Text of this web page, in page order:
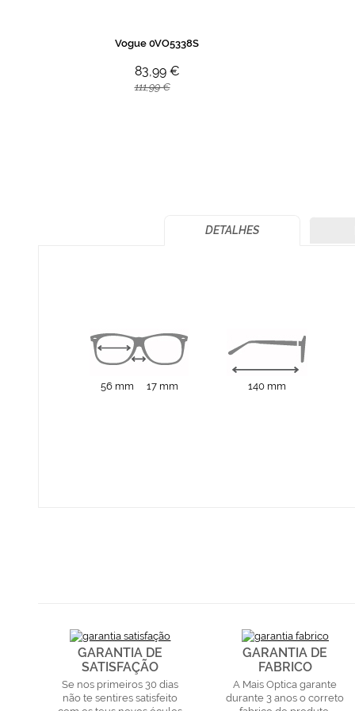
Vogue 0VO5338S
83,99 €
111,99 €
DETALHES
56 mm 17 mm 140 mm
GARANTIA DE
SATISFAÇÃO
Se nos primeiros 30 dias
não te sentires satisfeito
GARANTIA DE
FABRICO
A Mais Optica garante
durante 3 anos o correto